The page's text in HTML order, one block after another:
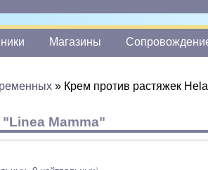
Магазины
» Крем против растяжек
Mamma"